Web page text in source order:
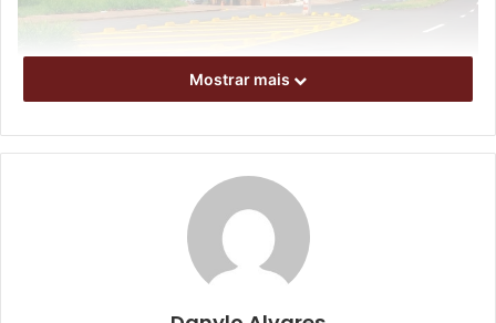
Na zona oeste, as atividades de pintura foram executadas
em bairros situados nas imediações da Universidade
Mostrar mais